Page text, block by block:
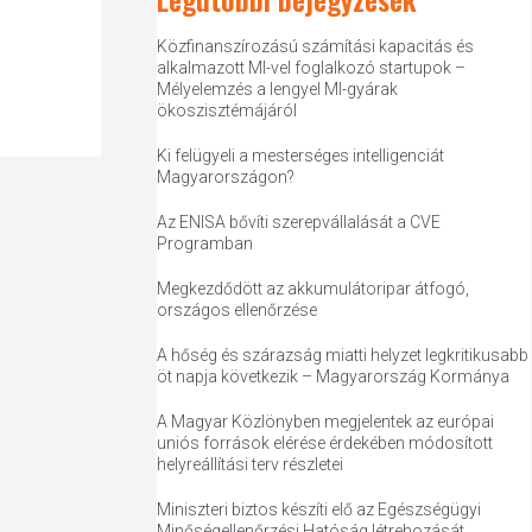
Közfinanszírozású számítási kapacitás és
alkalmazott MI-vel foglalkozó startupok –
Mélyelemzés a lengyel MI-gyárak
ökoszisztémájáról
Ki felügyeli a mesterséges intelligenciát
Magyarországon?
Az ENISA bővíti szerepvállalását a CVE
Programban
Megkezdődött az akkumulátoripar átfogó,
országos ellenőrzése
A hőség és szárazság miatti helyzet legkritikusabb
öt napja következik – Magyarország Kormánya
A Magyar Közlönyben megjelentek az európai
uniós források elérése érdekében módosított
helyreállítási terv részletei
Miniszteri biztos készíti elő az Egészségügyi